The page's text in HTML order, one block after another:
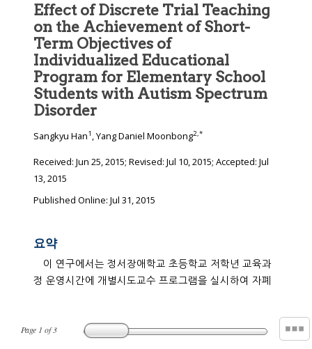
Page 1 of3
Effect of Discrete Trial Teaching
on the Achievement of Short-
Term Objectives of
Individualized Educational
Program for Elementary School
Students with Autism Spectrum
Disorder
Sangkyu Han1 , Yang Daniel Moonbong2,*
Received: Jun 25, 2015; Revised: Jul 10, 2015; Accepted: Jul
13, 2015
Published Online: Jul 31, 2015
요약
이 연구에서는 정서장애학교 초등학교 저학년 교육과
정 운영시간에 개별시도교수 프로그램을 실시하여 자폐